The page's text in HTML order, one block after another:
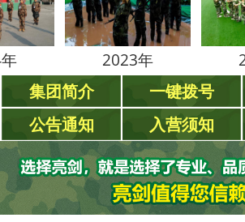
2023年 2022年
集团简介 一键拨号
公告通知
入营须知